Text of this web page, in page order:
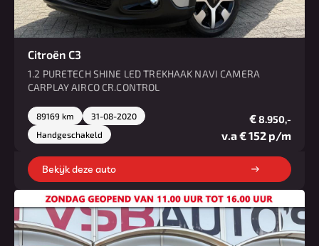
Citroën C3
1.2 PURETECH SHINE LED TREKHAAK NAVI CAMERA
CARPLAY AIRCO CR.CONTROL
89169 km
31-08-2020
Handgeschakeld
€8.950,-
v.a € 152 p/m
Bekijk deze auto